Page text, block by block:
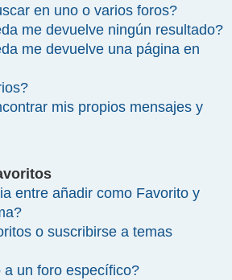
en uno o varios foros?
me devuelve ningún resultado?
me devuelve una página en
mis propios mensajes y
entre añadir como Favorito y
o suscribirse a temas
un foro específico?